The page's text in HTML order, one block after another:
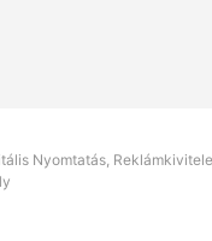
Nyomtatás,